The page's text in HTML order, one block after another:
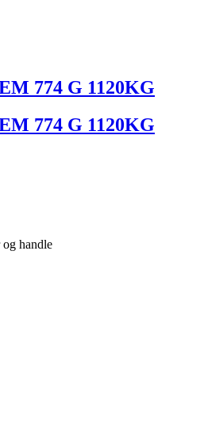
774 G 1120KG
774 G 1120KG
handle